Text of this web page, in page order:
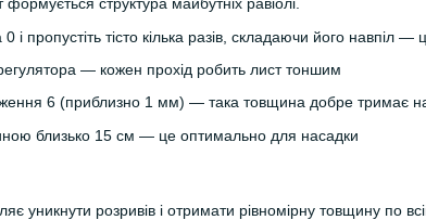
структура майбутніх равіолі.
і пропустіть тісто кілька разів, складаючи його навпіл
— кожен прохід робить лист тоншим
6 (приблизно 1 мм) — така товщина добре тримає
близько 15 см — це оптимально для насадки
уникнути розривів і отримати рівномірну товщину по